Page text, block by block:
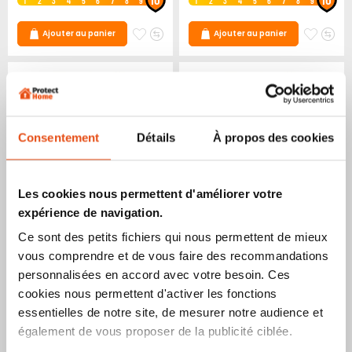
Consentement Détails À propos des cookies
Les cookies nous permettent d'améliorer votre
expérience de navigation.
Ce sont des petits fichiers qui nous permettent de mieux
vous comprendre et de vous faire des recommandations
personnalisées en accord avec votre besoin. Ces
cookies nous permettent d'activer les fonctions
essentielles de notre site, de mesurer notre audience et
également de vous proposer de la publicité ciblée.
Ajouter au panier
AjouterAjouter
Ajouter au panier
Alarme Visonic PowerMaster
kit base double + sirène
extérieur GSM
1 222,60 €
Indice de sécurité :
1 2 3 4 5 6 7 8 9 10
Alarme Visonic PowerMaster
kit base double + sirène
extérieur IP
1 188,60 €
Indice de sécurité :
1 2 3 4 5 6 7